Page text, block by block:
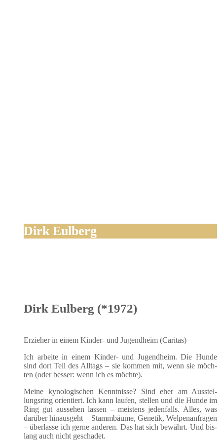
Dirk Eulberg
Dirk Eulberg (*1972)
Erzie­her in einem Kin­der- und Jugend­heim (Cari­tas)
Ich arbei­te in einem Kin­der- und Jugend­heim. Die Hun­de
sind dort Teil des All­tags – sie kom­men mit, wenn sie möch­
ten (oder bes­ser: wenn ich es möchte).
Mei­ne kyno­lo­gi­schen Kennt­nis­se? Sind eher am Aus­stel­
lungs­ring ori­en­tiert. Ich kann lau­fen, stel­len und die Hun­de im
Ring gut aus­se­hen las­sen – meis­tens jeden­falls. Alles, was
dar­über hin­aus­geht – Stamm­bäu­me, Gene­tik, Wel­pen­an­fra­gen
– über­las­se ich ger­ne ande­ren. Das hat sich bewährt. Und bis­
lang auch nicht geschadet.